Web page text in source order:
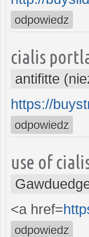
odpowiedz
cialis
antifitte
https://
odpowiedz
use of
<a href=
odpowiedz